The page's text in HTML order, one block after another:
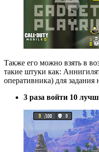
Также его можно взять в
такие штуки как:
оперативника) для задания
3 раза войти 10